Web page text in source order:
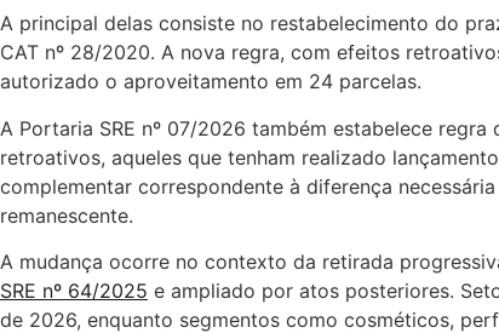
A principal delas consiste no restabelecimento do
CAT nº 28/2020. A nova regra, com efeitos
autorizado o aproveitamento em 24 parcelas.
A Portaria SRE nº 07/2026 também estabelece
retroativos, aqueles que tenham realizado
complementar correspondente à diferença
remanescente.
A mudança ocorre no contexto da retirada
SRE nº 64/2025 e ampliado por atos posteriores.
de 2026, enquanto segmentos como cosméticos,